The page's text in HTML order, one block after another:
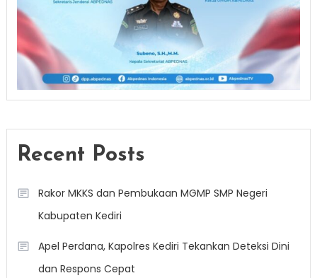
Recent Posts
Rakor MKKS dan Pembukaan MGMP SMP Negeri
Kabupaten Kediri
Apel Perdana, Kapolres Kediri Tekankan Deteksi Dini
dan Respons Cepat